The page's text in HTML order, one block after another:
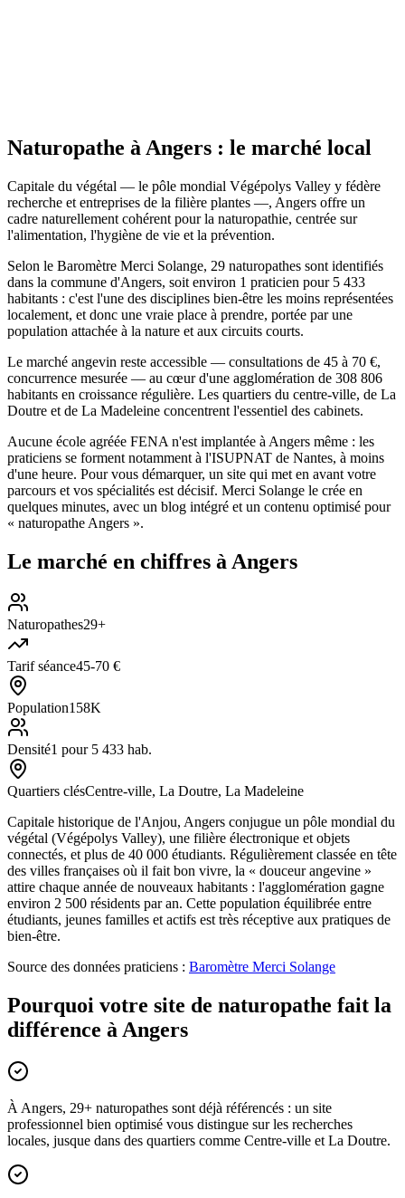
Naturopathe à Angers : le marché local
Capitale du végétal — le pôle mondial Végépolys Valley y fédère
recherche et entreprises de la filière plantes —, Angers offre un
cadre naturellement cohérent pour la naturopathie, centrée sur
l'alimentation, l'hygiène de vie et la prévention.
Selon le Baromètre Merci Solange, 29 naturopathes sont identifiés
dans la commune d'Angers, soit environ 1 praticien pour 5 433
habitants : c'est l'une des disciplines bien-être les moins représentées
localement, et donc une vraie place à prendre, portée par une
population attachée à la nature et aux circuits courts.
Le marché angevin reste accessible — consultations de 45 à 70 €,
concurrence mesurée — au cœur d'une agglomération de 308 806
habitants en croissance régulière. Les quartiers du centre-ville, de La
Doutre et de La Madeleine concentrent l'essentiel des cabinets.
Aucune école agréée FENA n'est implantée à Angers même : les
praticiens se forment notamment à l'ISUPNAT de Nantes, à moins
d'une heure. Pour vous démarquer, un site qui met en avant votre
parcours et vos spécialités est décisif. Merci Solange le crée en
quelques minutes, avec un blog intégré et un contenu optimisé pour
« naturopathe Angers ».
Le marché en chiffres à Angers
Naturopathes29+
Tarif séance45-70 €
Population158K
Densité1 pour 5 433 hab.
Quartiers clésCentre-ville, La Doutre, La Madeleine
Capitale historique de l'Anjou, Angers conjugue un pôle mondial du
végétal (Végépolys Valley), une filière électronique et objets
connectés, et plus de 40 000 étudiants. Régulièrement classée en tête
des villes françaises où il fait bon vivre, la « douceur angevine »
attire chaque année de nouveaux habitants : l'agglomération gagne
environ 2 500 résidents par an. Cette population équilibrée entre
étudiants, jeunes familles et actifs est très réceptive aux pratiques de
bien-être.
Source des données praticiens : Baromètre Merci Solange
Pourquoi votre site de naturopathe fait la
différence à Angers
À Angers, 29+ naturopathes sont déjà référencés : un site
professionnel bien optimisé vous distingue sur les recherches
locales, jusque dans des quartiers comme Centre-ville et La Doutre.